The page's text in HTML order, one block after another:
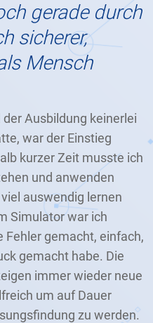
gerade durch
sicherer,
Mensch
Ausbildung keinerlei
war der Einstieg
kurzer Zeit musste ich
und anwenden
auswendig lernen
Simulator war ich
Fehler gemacht, einfach,
gemacht habe. Die
immer wieder neue
um auf Dauer
zu werden.